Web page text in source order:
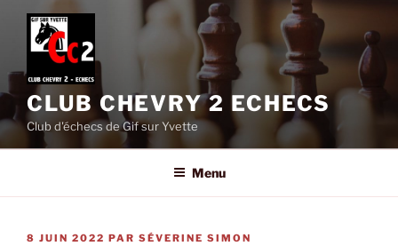
Aller
contenu
principal
CLUB CHEVRY 2 ECHECS
Club d'échecs de Gif sur Yvette
Menu
PUBLIÉ
8 JUIN 2022 PAR SÉVERINE SIMON